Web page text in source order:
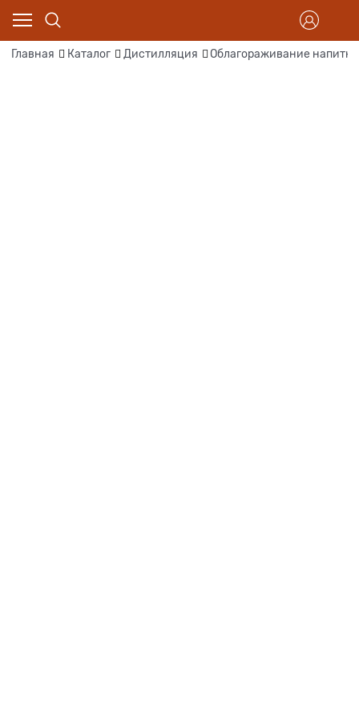
Главная Каталог Дистилляция Облагораживание напитка